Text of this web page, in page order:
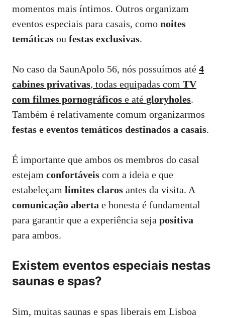
momentos mais íntimos. Outros organizam
eventos especiais para casais, como noites
temáticas ou festas exclusivas.
No caso da SaunApolo 56, nós possuímos até 4
cabines privativas, todas equipadas com TV
com filmes pornográficos e até gloryholes.
Também é relativamente comum organizarmos
festas e eventos temáticos destinados a casais.
É importante que ambos os membros do casal
estejam confortáveis com a ideia e que
estabeleçam limites claros antes da visita. A
comunicação aberta e honesta é fundamental
para garantir que a experiência seja positiva
para ambos.
Existem eventos especiais nestas
saunas e spas?
Sim, muitas saunas e spas liberais em Lisboa